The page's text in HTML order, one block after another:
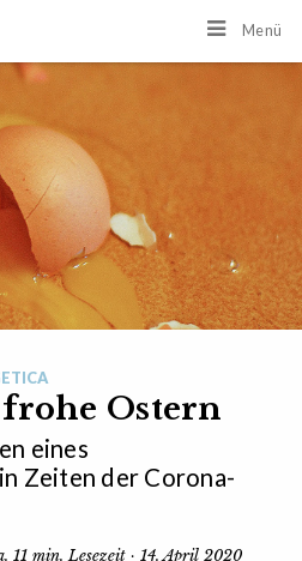
Menü
Ostern
eines
Zeiten der Corona-
11 min. Lesezeit · 14. April 2020